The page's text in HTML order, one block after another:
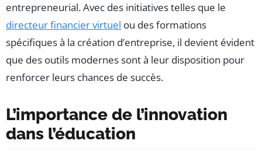
entrepreneurial. Avec des initiatives telles que le
directeur financier virtuel ou des formations
spécifiques à la création d’entreprise, il devient évident
que des outils modernes sont à leur disposition pour
renforcer leurs chances de succès.
L’importance de l’innovation
dans l’éducation